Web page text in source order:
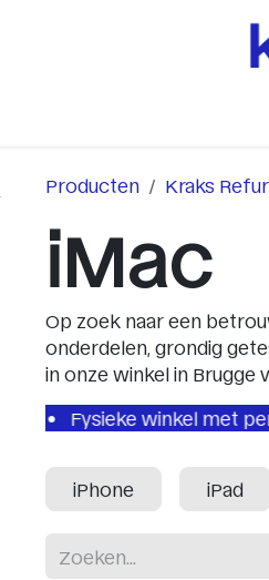
Producten Kraks
iMac
Op zoek naar een
onderdelen, grondig
in onze winkel in Brugge
Fysieke winkel met persoonlijk
iPhone iPad